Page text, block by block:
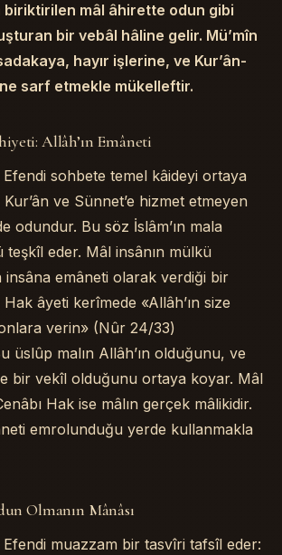
mâl âhirette odun gibi
bir vebâl hâline gelir. Mü’mîn
hayır işlerine, ve Kur’ân-
sarf etmekle mükelleftir.
Olmanın Mânâsı
Harcanması
Vazîfesi
Allâh’ın Emâneti
sohbete temel kâideyi ortaya
ve Sünnet’e hizmet etmeyen
odundur. Bu söz İslâm’ın mala
teşkîl eder. Mâl insânın mülkü
insâna emâneti olarak verdiği bir
âyeti kerîmede «Allâh’ın size
verin» (Nûr 24/33)
üslûp malın Allâh’ın olduğunu, ve
bir vekîl olduğunu ortaya koyar. Mâl
Hak ise mâlın gerçek mâlikidir.
emrolunduğu yerde kullanmakla
Olmanın Mânâsı
muazzam bir tasvîri tafsîl eder: